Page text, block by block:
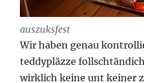
auszuksfest
Wir haben genau
teddypläzze
wirklich keine unt keiner